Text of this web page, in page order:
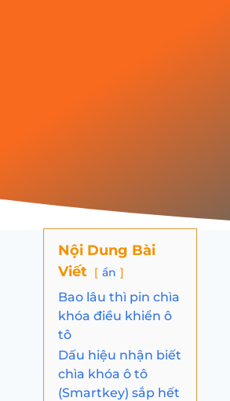
Nội Dung Bài
Viết
ẩn
Bao lâu thì pin chìa
khóa điều khiển ô
tô
Dấu hiệu nhận biết
chìa khóa ô tô
(Smartkey) sắp hết